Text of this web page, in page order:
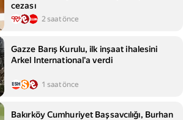
cezası
2 saat önce
Gazze Barış Kurulu, ilk inşaat ihalesini
Arkel International'a verdi
1 saat önce
Bakırköy Cumhuriyet Başsavcılığı, Burhan